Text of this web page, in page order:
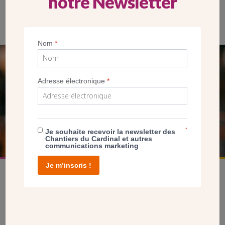
SEUL VOTRE DON
NOUS PERMET D’AGIR
FAIRE UN DON
Nom*
Adresse électronique*
Je souhaite recevoir la newsletter des
Chantiers du Cardinal et autres
communications marketing
*
Je m’inscris !